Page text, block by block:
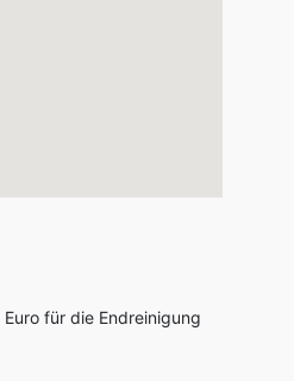
für die Endreinigung